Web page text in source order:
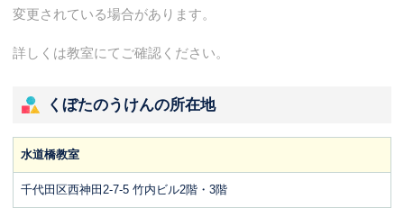
変更されている場合があります。
詳しくは教室にてご確認ください。
くぼたのうけんの所在地
水道橋教室
千代田区西神田2-7-5 竹内ビル2階・3階